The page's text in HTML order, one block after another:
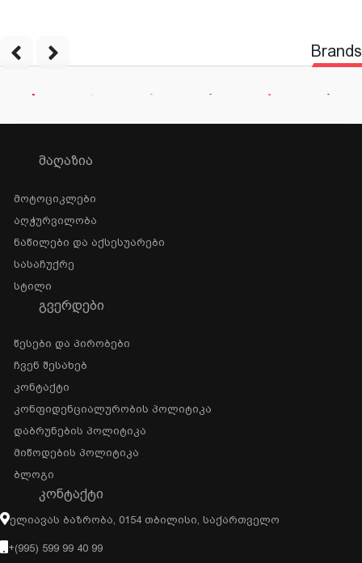
Brands
ᲛᲐᲦᲐᲖᲘᲐ
Მოტოციკლები
Აღჭურვილობა
Ნაწილები Და Აქსესუარები
Სასაჩუქრე
Სტილი
ᲒᲕᲔᲠᲓᲔᲑᲘ
Წესები Და Პირობები
Ჩვენ Შესახებ
Კონტაქტი
Კონფიდენციალურობის Პოლიტიკა
Დაბრუნების Პოლიტიკა
Მიწოდების Პოლიტიკა
Ბლოგი
ᲙᲝᲜᲢᲐᲥᲢᲘ
Ელიავას Ბაზრობა, 0154 Თბილისი, Საქართველო
+(995) 599 99 40 99